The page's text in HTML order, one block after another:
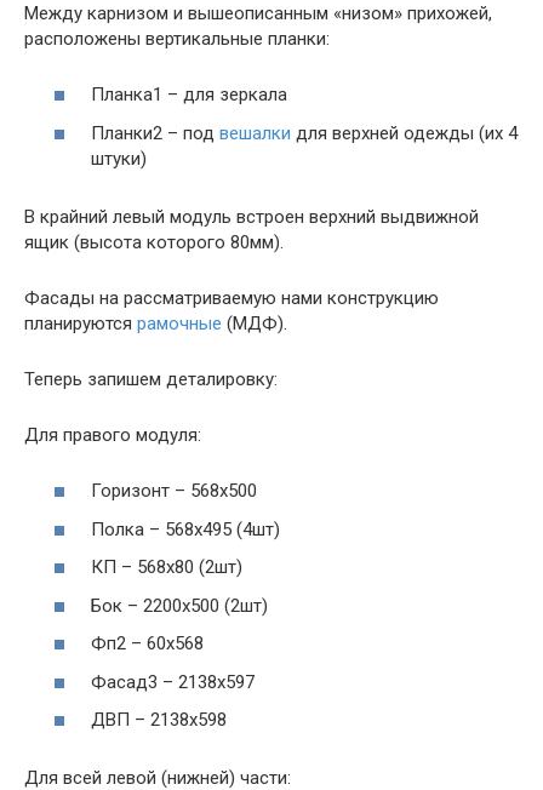
Между карнизом и вышеописанным «низом» прихожей,
расположены вертикальные планки:
Планка1 – для зеркала
Планки2 – под вешалки для верхней одежды (их 4
штуки)
В крайний левый модуль встроен верхний выдвижной
ящик (высота которого 80мм).
Фасады на рассматриваемую нами конструкцию
планируются рамочные (МДФ).
Теперь запишем деталировку:
Для правого модуля:
Горизонт – 568х500
Полка – 568х495 (4шт)
КП – 568х80 (2шт)
Бок – 2200х500 (2шт)
Фп2 – 60х568
Фасад3 – 2138х597
ДВП – 2138х598
Для всей левой (нижней) части: